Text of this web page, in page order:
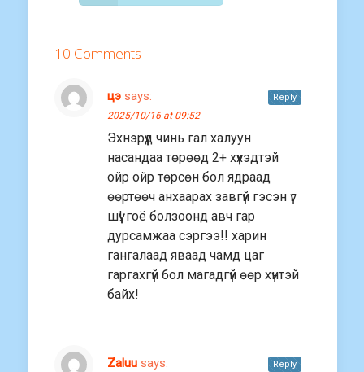
10 Comments
цэ says:
2025/10/16 at 09:52
Эхнэрүүд чинь гал халуун
насандаа төрөөд 2+ хүүхэдтэй
ойр ойр төрсөн бол ядраад
өөртөөч анхаарах завгүй гэсэн үг
шүү! гоё болзоонд авч гар
дурсамжаа сэргээ!! харин
гангалаад яваад чамд цаг
гаргахгүй бол магадгүй өөр хүнтэй
байх!
Reply
Zaluu says: Reply